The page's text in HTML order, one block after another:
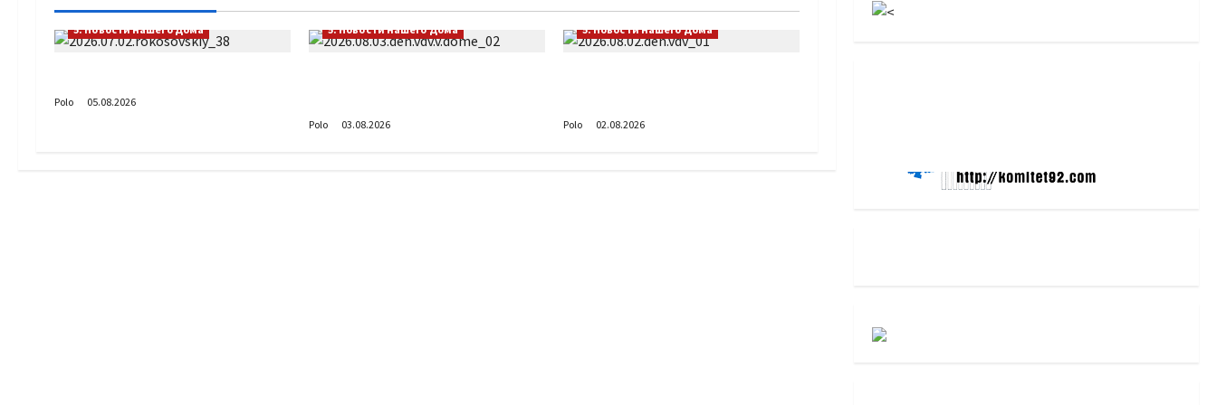
5. Новости нашего Дома
Polo 05.08.2026
5. Новости нашего Дома
Polo 03.08.2026
5. Новости нашего Дома
Polo 02.08.2026